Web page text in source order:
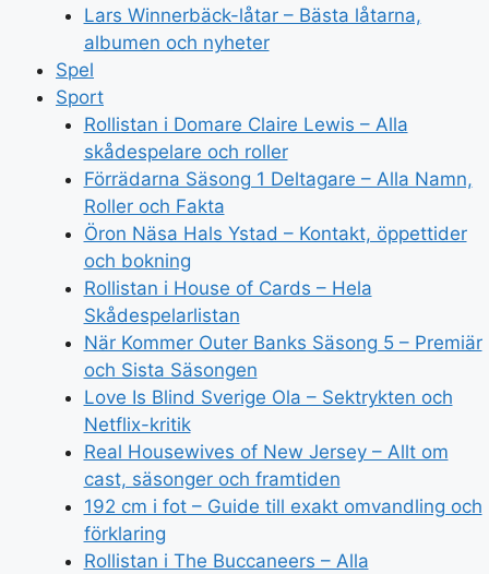
Lars Winnerbäck-låtar – Bästa låtarna,
albumen och nyheter
Spel
Sport
Rollistan i Domare Claire Lewis – Alla
skådespelare och roller
Förrädarna Säsong 1 Deltagare – Alla Namn,
Roller och Fakta
Öron Näsa Hals Ystad – Kontakt, öppettider
och bokning
Rollistan i House of Cards – Hela
Skådespelarlistan
När Kommer Outer Banks Säsong 5 – Premiär
och Sista Säsongen
Love Is Blind Sverige Ola – Sektrykten och
Netflix-kritik
Real Housewives of New Jersey – Allt om
cast, säsonger och framtiden
192 cm i fot – Guide till exakt omvandling och
förklaring
Rollistan i The Buccaneers – Alla